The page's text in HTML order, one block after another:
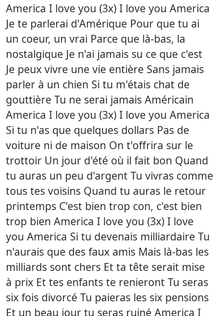
America I love you (3x) I love you America
Je te parlerai d'Amérique Pour que tu ai
un coeur, un vrai Parce que là-bas, la
nostalgique Je n'ai jamais su ce que c'est
Je peux vivre une vie entière Sans jamais
parler à un chien Si tu m'étais chat de
gouttière Tu ne serai jamais Américain
America I love you (3x) I love you America
Si tu n'as que quelques dollars Pas de
voiture ni de maison On t'offrira sur le
trottoir Un jour d'été où il fait bon Quand
tu auras un peu d'argent Tu vivras comme
tous tes voisins Quand tu auras le retour
printemps C'est bien trop con, c'est bien
trop bien America I love you (3x) I love
you America Si tu devenais milliardaire Tu
n'aurais que des faux amis Mais là-bas les
milliards sont chers Et ta tête serait mise
à prix Et tes enfants te renieront Tu seras
six fois divorcé Tu paieras les six pensions
Et un beau jour tu seras ruiné America I